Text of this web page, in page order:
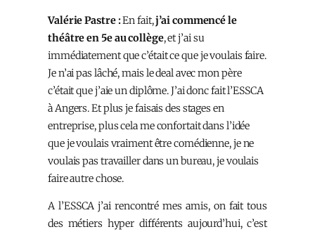
Valérie Pastre :En fait,j’ai commencé le
théâtre en 5e au collège, et j’ai su
immédiatement que c’était ce que je voulais faire.
Je n’ai pas lâché, mais le deal avec mon père
c’était que j’aie un diplôme. J’ai donc fait l’ESSCA
à Angers. Et plus je faisais des stages en
entreprise, plus cela me confortait dans l’idée
que je voulais vraiment être comédienne, je ne
voulais pas travailler dans un bureau, je voulais
faire autre chose.
A l’ESSCA j’ai rencontré mes amis, on fait tous
des métiers hyper différents aujourd’hui, c’est